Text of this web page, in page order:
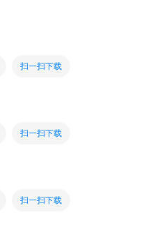
扫一扫下载
扫一扫下载
扫一扫下载